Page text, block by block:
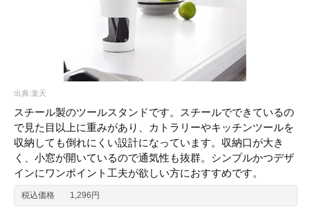
出典:楽天
スチール製のツールスタンドです。スチールでできているの
で見た目以上に重みがあり、カトラリーやキッチンツールを
収納しても倒れにくい設計になっています。収納口が大き
く、小窓が開いているので通気性も抜群。シンプルかつデザ
インにワンポイント工夫が欲しい方におすすめです。
税込価格 1,296円